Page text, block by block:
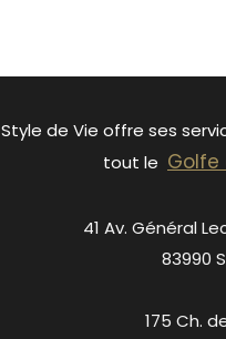
Style de Vie offre ses
tout le Golfe
41 Av. Général
83990
175 Ch.